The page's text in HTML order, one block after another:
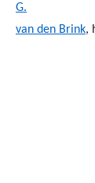
G.
van den Brink,